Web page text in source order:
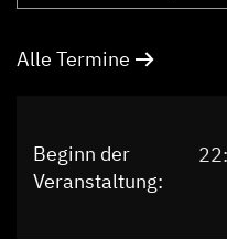
Alle Termine
Beginn der
Veranstaltung: